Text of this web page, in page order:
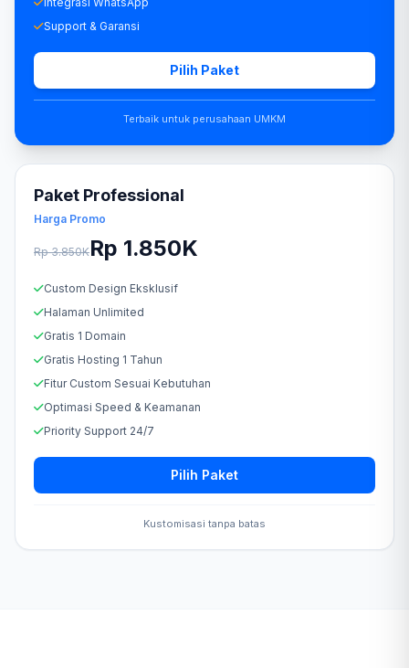
Support & Garansi
Pilih Paket
Terbaik untuk perusahaan UMKM
Paket Professional
Harga Promo
Rp 3.850KRp 1.850K
Custom Design Eksklusif
Halaman Unlimited
Gratis 1 Domain
Gratis Hosting 1 Tahun
Fitur Custom Sesuai Kebutuhan
Optimasi Speed & Keamanan
Priority Support 24/7
Pilih Paket
Kustomisasi tanpa batas